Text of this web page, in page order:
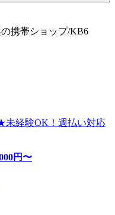
携帯ショップ/KB6
未経験OK！週払い対応
円〜